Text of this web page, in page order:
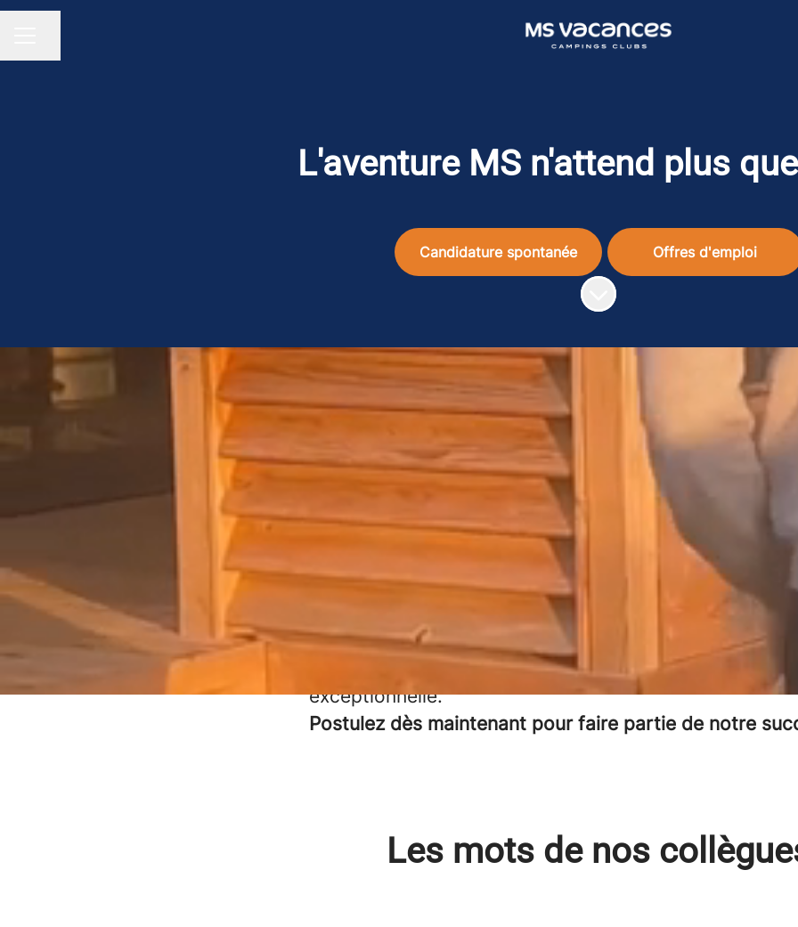
L'aventure MS n'attend plus
Offres d'emploi
Faire défiler jusqu'au contenu
Votre carrière chez nous,
Rejoignez notre entreprise dynamique, innovante et
Les campings du groupe MS Vacances sont situés
Atlantique et la Méditerranée. Nous avons à cœur
des personnes dynamiques, ayant envie
relever les défis. Nous souhaitons créer un climat
sérieux et agréable pour la clientèle ainsi que pour nos
Développez votre carrière au sein de
exceptionnelle.
Postulez dès maintenant pour faire partie de notre
Les mots de nos